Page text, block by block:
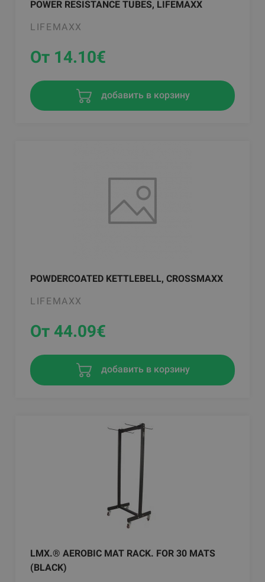
POWER RESISTANCE TUBES, LIFEMAXX
LIFEMAXX
От 14.10€
добавить в корзину
POWDERCOATED KETTLEBELL, CROSSMAXX
LIFEMAXX
От 44.09€
добавить в корзину
LMX.® AEROBIC MAT RACK. FOR 30 MATS
(BLACK)